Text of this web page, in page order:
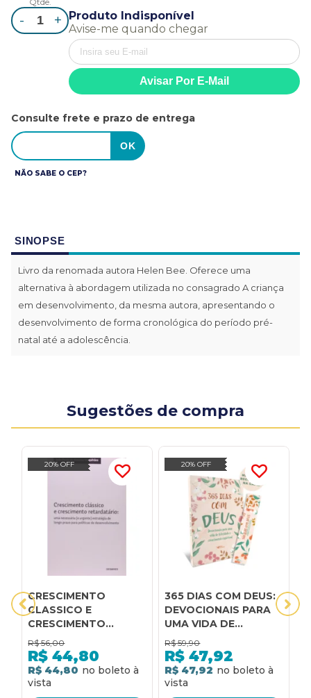
- +
Produto Indisponível
Avise-me quando chegar
Consulte frete e prazo de entrega
NÃO SABE O CEP?
SINOPSE
Livro da renomada autora Helen Bee. Oferece uma
alternativa à abordagem utilizada no consagrado A criança
em desenvolvimento, da mesma autora, apresentando o
desenvolvimento de forma cronológica do período pré-
natal até a adolescência.
Sugestões de compra
20% OFF
CRESCIMENTO
CLASSICO E
CRESCIMENTO
RETARDATARIO -
UMA NECESSARIA (E
URGENTE - 1
R$ 56,00
R$ 44,80
R$ 44,80
20% OFF
365 DIAS COM DEUS:
DEVOCIONAIS PARA
UMA VIDA DE
FELICIDADE E
CRESCIMENTO
ESPIRITUAL
R$ 59,90
R$ 47,92
R$ 47,92